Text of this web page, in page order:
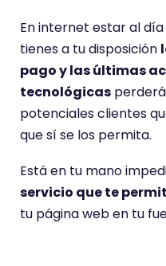
n
t
a
r
i
o
i
e
n
En internet estar al
tienes a tu disposición
pago y las últimas
tecnológicas
potenciales clientes
que sí se los permita.
Está en tu mano
servicio que te
tu página web en tu